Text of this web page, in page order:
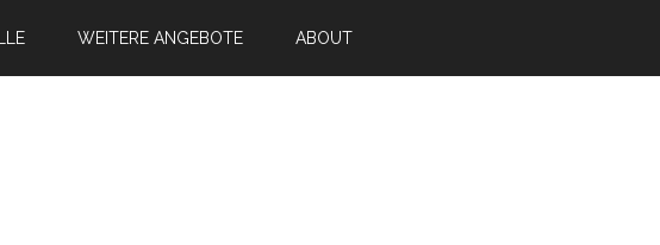
WEITERE ANGEBOTE ABOUT